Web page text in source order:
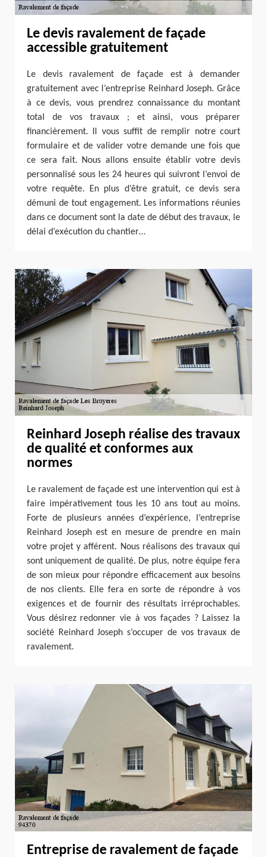
Le devis ravalement de façade
accessible gratuitement
Le devis ravalement de façade est à demander
gratuitement avec l’entreprise Reinhard Joseph. Grâce
à ce devis, vous prendrez connaissance du montant
total de vos travaux ; et ainsi, vous préparer
financièrement. Il vous suffit de remplir notre court
formulaire et de valider votre demande une fois que
ce sera fait. Nous allons ensuite établir votre devis
personnalisé sous les 24 heures qui suivront l’envoi de
votre requête. En plus d’être gratuit, ce devis sera
démuni de tout engagement. Les informations réunies
dans ce document sont la date de début des travaux, le
délai d’exécution du chantier…
Reinhard Joseph réalise des travaux
de qualité et conformes aux
normes
Le ravalement de façade est une intervention qui est à
faire impérativement tous les 10 ans tout au moins.
Forte de plusieurs années d’expérience, l’entreprise
Reinhard Joseph est en mesure de prendre en main
votre projet y afférent. Nous réalisons des travaux qui
sont uniquement de qualité. De plus, notre équipe fera
de son mieux pour répondre efficacement aux besoins
de nos clients. Elle fera en sorte de répondre à vos
exigences et de fournir des résultats irréprochables.
Vous désirez redonner vie à vos façades ? Laissez la
société Reinhard Joseph s’occuper de vos travaux de
ravalement.
Entreprise de ravalement de façade